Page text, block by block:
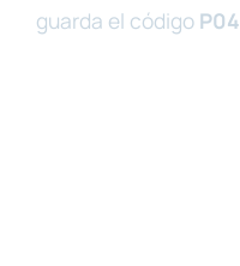
guarda el código